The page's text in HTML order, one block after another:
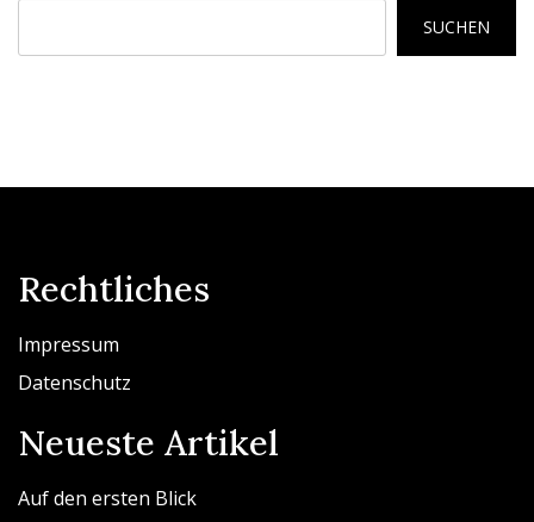
SUCHEN
Rechtliches
Impressum
Datenschutz
Neueste Artikel
Auf den ersten Blick